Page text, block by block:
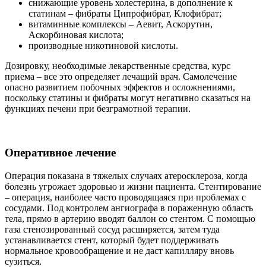
снижающие уровень холестерина, в дополнение к
статинам – фибраты Ципрофибрат, Клофибрат;
витаминные комплексы – Аевит, Аскорутин,
Аскорбиновая кислота;
производные никотиновой кислоты.
Дозировку, необходимые лекарственные средства, курс
приема – все это определяет лечащий врач. Самолечение
опасно развитием побочных эффектов и осложнениями,
поскольку статины и фибраты могут негативно сказаться на
функциях печени при безграмотной терапии.
Оперативное лечение
Операция показана в тяжелых случаях атеросклероза, когда
болезнь угрожает здоровью и жизни пациента. Стентирование
– операция, наиболее часто проводящаяся при проблемах с
сосудами. Под контролем ангиографа в пораженную область
тела, прямо в артерию вводят баллон со стентом. С помощью
газа стенозированный сосуд расширяется, затем туда
устанавливается стент, который будет поддерживать
нормальное кровообращение и не даст капилляру вновь
сузиться.